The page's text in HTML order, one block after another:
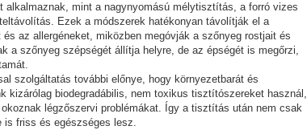
alkalmaznak, mint a nagynyomású mélytisztítás, a forró vizes
Ezek a módszerek hatékonyan távolítják el a
az allergéneket, miközben megóvják a szőnyeg rostjait és
a szőnyeg szépségét állítja helyre, de az épségét is megőrzi,
szolgáltatás további előnye, hogy környezetbarát és
kizárólag biodegradábilis, nem toxikus tisztítószereket használ,
légzőszervi problémákat. Így a tisztítás után nem csak
is friss és egészséges lesz.